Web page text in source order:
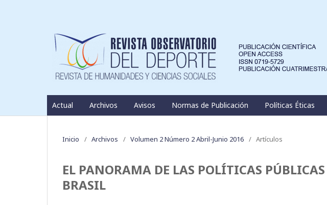
Actual Archivos Avisos Normas de Publicación Políticas Éticas
Inicio / Archivos / Volumen 2 Número 2 Abril-Junio 2016 / Artículos
EL PANORAMA DE LAS POLÍTICAS PÚBLICAS
BRASIL